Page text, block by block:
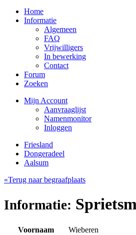
Home
Informatie
Algemeen
FAQ
Vrijwilligers
In bewerking
Contact
Forum
Zoeken
Mijn Account
Aanvraaglijst
Namenmonitor
Inloggen
Friesland
Dongeradeel
Aalsum
«Terug naar begraafplaats
Informatie:
Voornaam
Wieberen